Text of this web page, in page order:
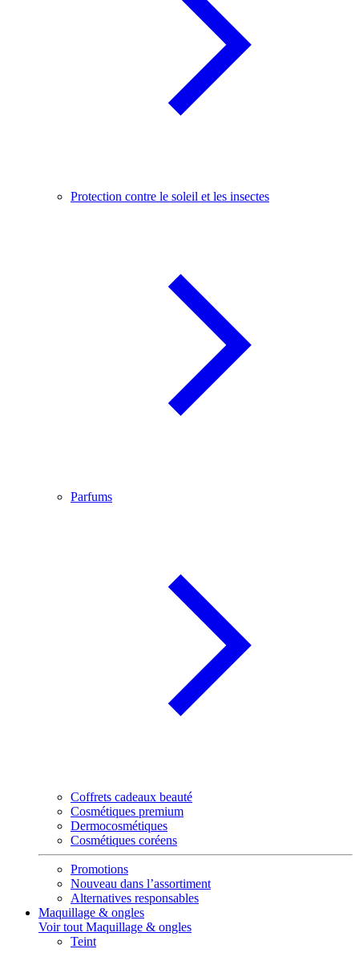
Protection contre le soleil et les insectes
Parfums
Coffrets cadeaux beauté
Cosmétiques premium
Dermocosmétiques
Cosmétiques coréens
Promotions
Nouveau dans l’assortiment
Alternatives responsables
Maquillage & ongles
Voir tout Maquillage & ongles
Teint